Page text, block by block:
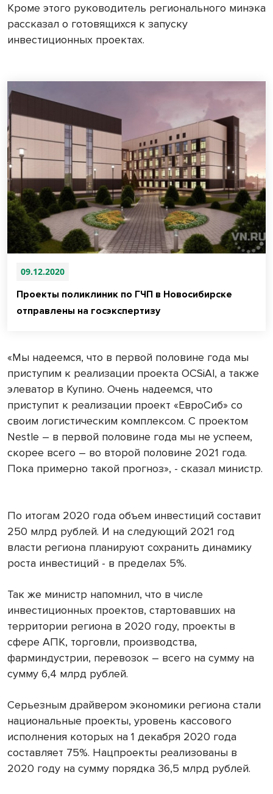
Кроме этого руководитель регионального минэка
рассказал о готовящихся к запуску
инвестиционных проектах.
09.12.2020
Проекты поликлиник по ГЧП в Новосибирске
отправлены на госэкспертизу
«Мы надеемся, что в первой половине года мы
приступим к реализации проекта OCSiAl, а также
элеватор в Купино. Очень надеемся, что
приступит к реализации проект «ЕвроСиб» со
своим логистическим комплексом. С проектом
Nestle – в первой половине года мы не успеем,
скорее всего – во второй половине 2021 года.
Пока примерно такой прогноз», - сказал министр.
По итогам 2020 года объем инвестиций составит
250 млрд рублей. И на следующий 2021 год
власти региона планируют сохранить динамику
роста инвестиций - в пределах 5%.
Так же министр напомнил, что в числе
инвестиционных проектов, стартовавших на
территории региона в 2020 году, проекты в
сфере АПК, торговли, производства,
фарминдустрии, перевозок – всего на сумму на
сумму 6,4 млрд рублей.
Серьезным драйвером экономики региона стали
национальные проекты, уровень кассового
исполнения которых на 1 декабря 2020 года
составляет 75%. Нацпроекты реализованы в
2020 году на сумму порядка 36,5 млрд рублей.